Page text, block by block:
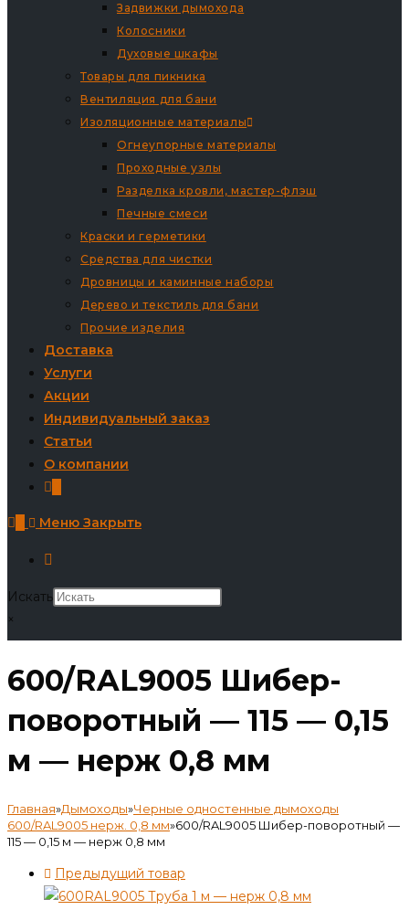
Задвижки дымохода
Колосники
Духовые шкафы
Товары для пикника
Вентиляция для бани
Изоляционные материалы
Огнеупорные материалы
Проходные узлы
Разделка кровли, мастер-флэш
Печные смеси
Краски и герметики
Средства для чистки
Дровницы и каминные наборы
Дерево и текстиль для бани
Прочие изделия
Доставка
Услуги
Акции
Индивидуальный заказ
Статьи
О компании
Меню Закрыть
Искать
×
600/RAL9005 Шибер-
поворотный — 115 — 0,15
м — нерж 0,8 мм
Главная»Дымоходы»Черные одностенные дымоходы
600/RAL9005 нерж. 0,8 мм»600/RAL9005 Шибер-поворотный —
115 — 0,15 м — нерж 0,8 мм
Предыдущий товар